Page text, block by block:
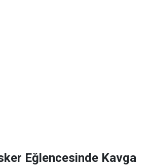
Eğlencesinde Kavga